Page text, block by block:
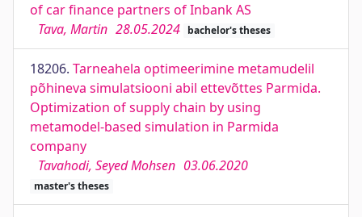
of car finance partners of Inbank AS
Tava, Martin 28.05.2024 bachelor's theses
18206. Tarneahela optimeerimine metamudelil
põhineva simulatsiooni abil ettevõttes Parmida.
Optimization of supply chain by using
metamodel-based simulation in Parmida
company
Tavahodi, Seyed Mohsen 03.06.2020
master's theses